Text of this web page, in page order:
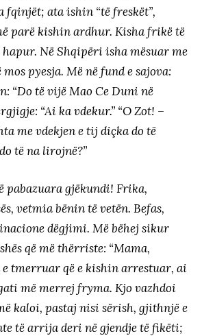
fqinjët; ata ishin “të freskët”,
parë kishin ardhur. Kisha frikë të
hapur. Në Shqipëri isha mësuar me
pyesja. Më në fund e sajova:
“Do të vijë Mao Ce Duni në
“Ai ka vdekur.” “O Zot! –
me vdekjen e tij diçka do të
të na lirojnë?”
pabazuara gjëkundi! Frika,
vetmia bënin të vetën. Befas,
dëgjimi. Më bëhej sikur
që më thërriste: “Mama,
e tmerruar që e kishin arrestuar, ai
më merrej fryma. Kjo vazhdoi
kaloi, pastaj nisi sërish, gjithnjë e
të arrija deri në gjendje të fikëti;